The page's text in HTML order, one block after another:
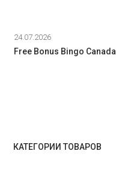
24.07.2026
Free Bonus Bingo Canada
КАТЕГОРИИ ТОВАРОВ